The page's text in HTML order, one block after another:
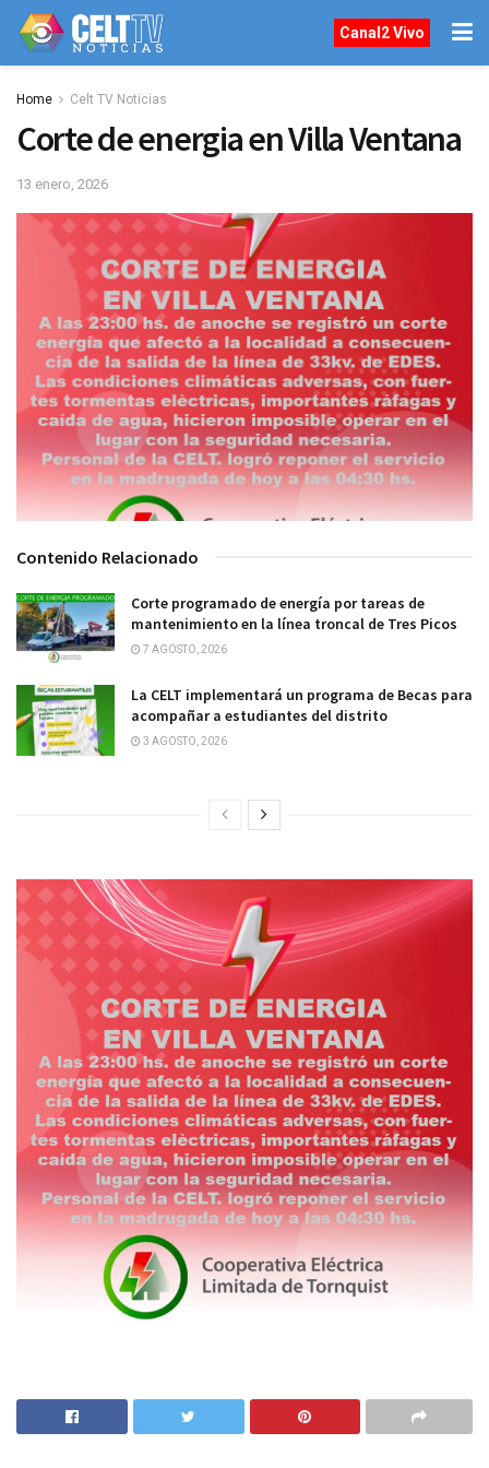
Canal2 Vivo
Home Celt TV Noticias
Corte de energia en Villa Ventana
13 enero, 2026
Contenido Relacionado
Corte programado de energía por tareas de
mantenimiento en la línea troncal de Tres Picos
7 AGOSTO, 2026
La CELT implementará un programa de Becas para
acompañar a estudiantes del distrito
3 AGOSTO, 2026